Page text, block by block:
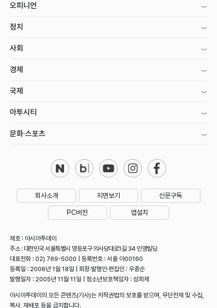
오피니언
정치
사회
경제
국제
아투시티
문화·스포츠
회사소개 지면보기 신문구독
PC버전 앱설치
제호 : 아시아투데이
주소 : 대한민국 서울특별시 영등포구 의사당대로1길 34 인영빌딩
대표전화 : 02) 769-5000 | 등록번호 : 서울 아00160
등록일 : 2006년 1월 18일 | 회장·발행인·편집인 : 우종순
발행일자 : 2005년 11월 11일 | 청소년보호책임자 : 성희제
아시아투데이의 모든 콘텐츠(기사)는 저작권법의 보호를 받으며, 무단전재 및 수집,
복사, 재배포 등을 금지합니다.